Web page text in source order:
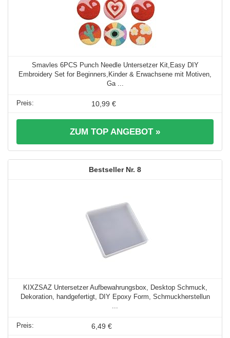
Smavles 6PCS Punch Needle Untersetzer Kit,Easy DIY
Embroidery Set for Beginners,Kinder & Erwachsene mit Motiven,
Ga ...
10,99 €
ZUM TOP ANGEBOT »
8
KIXZSAZ Untersetzer Aufbewahrungsbox, Desktop Schmuck,
Dekoration, handgefertigt, DIY Epoxy Form, Schmuckherstellun
6,49 €